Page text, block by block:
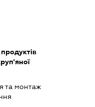
та монтаж